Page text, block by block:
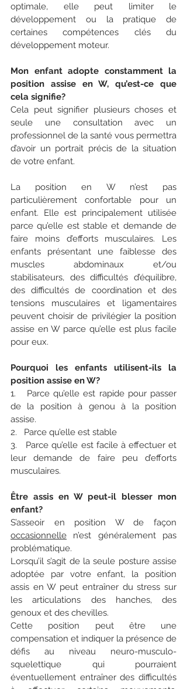
optimale, elle peut limiter le
développement ou la pratique de
certaines compétences clés du
développement moteur.
Mon enfant adopte constamment la
position assise en W, qu’est-ce que
cela signifie?
Cela peut signifier plusieurs choses et
seule une consultation avec un
professionnel de la santé vous permettra
d’avoir un portrait précis de la situation
de votre enfant.
La position en W n’est pas
particulièrement confortable pour un
enfant. Elle est principalement utilisée
parce qu’elle est stable et demande de
faire moins d’efforts musculaires. Les
enfants présentant une faiblesse des
muscles abdominaux et/ou
stabilisateurs, des difficultés d’équilibre,
des difficultés de coordination et des
tensions musculaires et ligamentaires
peuvent choisir de privilégier la position
assise en W parce qu’elle est plus facile
pour eux.
Pourquoi les enfants utilisent-ils la
position assise en W?
1.   Parce qu’elle est rapide pour passer
de la position à genou à la position
assise.
2.   Parce qu’elle est stable
3.   Parce qu’elle est facile à effectuer et
leur demande de faire peu d’efforts
musculaires.
Être assis en W peut-il blesser mon
enfant?
occasionnelle n’est généralement pas
problématique.
Lorsqu’il s’agit de la seule posture assise
adoptée par votre enfant, la position
assis en W peut entraîner du stress sur
les articulations des hanches, des
genoux et des chevilles.
Cette position peut être une
compensation et indiquer la présence de
défis au niveau neuro-musculo-
squelettique qui pourraient
éventuellement entraîner des difficultés